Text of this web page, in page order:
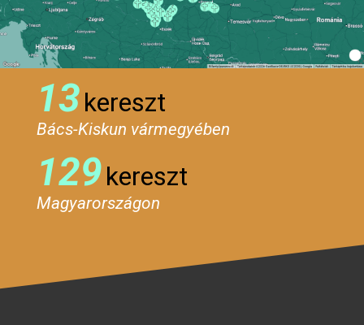
13kereszt
Bács-Kiskun vármegyében
129kereszt
Magyarországon